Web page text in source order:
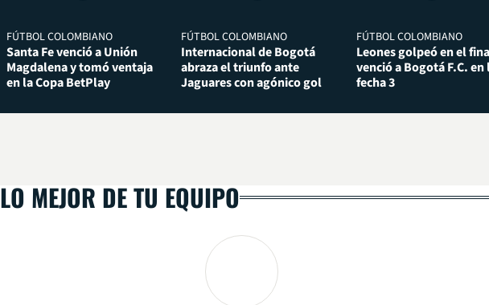
FÚTBOL COLOMBIANO
Santa Fe venció a Unión
Magdalena y tomó ventaja
en la Copa BetPlay
FÚTBOL COLOMBIANO
Internacional de Bogotá
abraza el triunfo ante
Jaguares con agónico gol
FÚTBOL COLOMBIANO
Leones golpeó en el
venció a Bogotá F.C. en
fecha 3
LO MEJOR DE TU EQUIPO